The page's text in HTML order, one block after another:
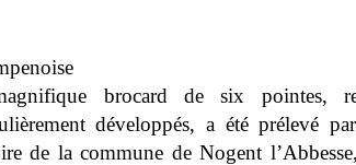
brocard de six pointes,
développés, a été prélevé
de la commune de Nogent